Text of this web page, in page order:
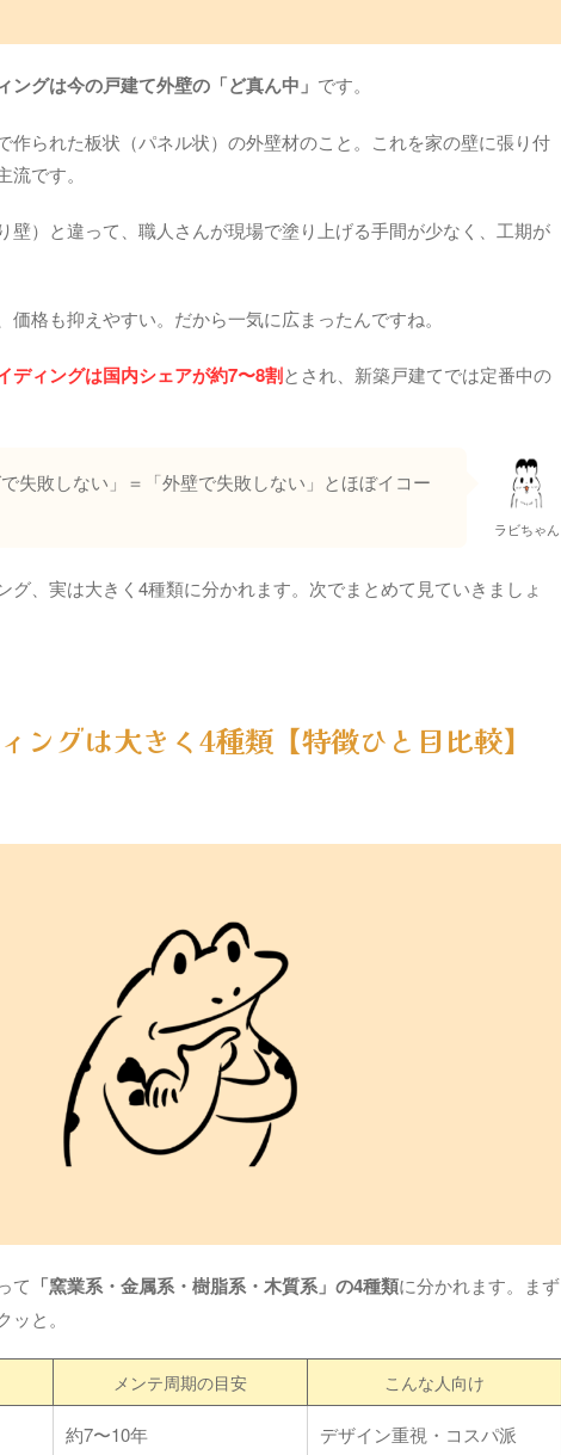
ングは今の戸建て外壁の「ど真ん中」 です。
作られた板状（パネル状）の外壁材のこと。これを家の壁に張り付
です。
壁）と違って、職人さんが現場で塗り上げる手間が少なく、工期が
価格も抑えやすい。だから一気に広まったんですね。
ディングは国内シェアが約7〜8割とされ、新築戸建てでは定番中の
失敗しない」＝「外壁で失敗しない」とほぼイコー
ラビちゃん
グ、実は大きく4種類に分かれます。次でまとめて見ていきましょ
ングは大きく4種類【特徴ひと目比較】
て 「窯業系・金属系・樹脂系・木質系」の4種類に分かれます。まず
と。
メンテ周期の目安 こんな人向け
約7〜10年 デザイン重視・コスパ派